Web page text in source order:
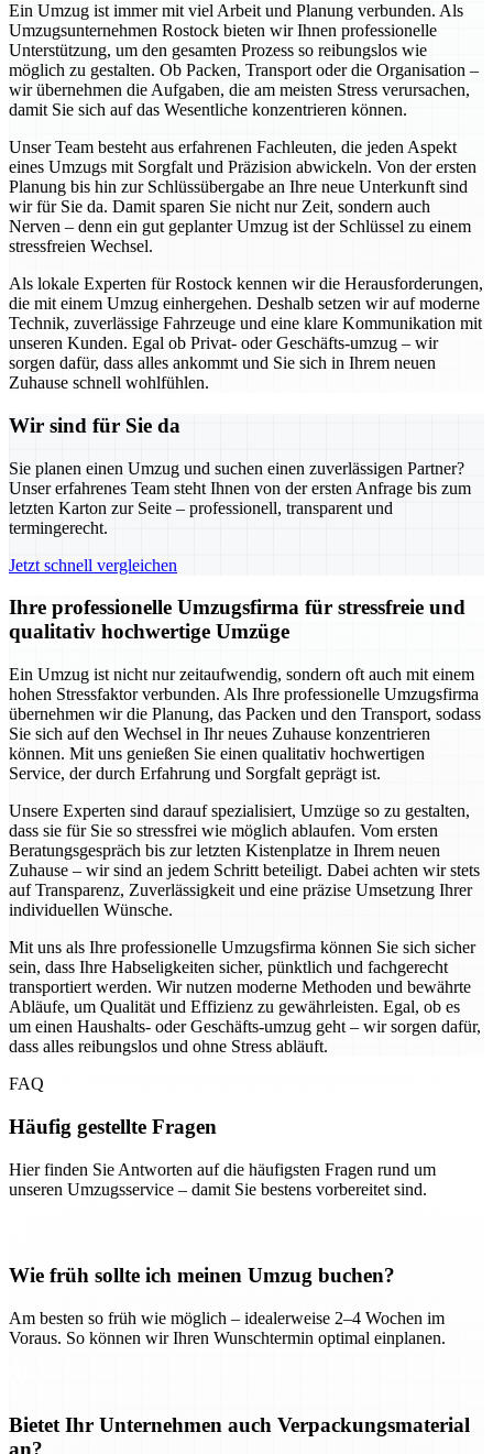
Ein Umzug ist immer mit viel Arbeit und Planung verbunden. Als
Umzugsunternehmen Rostock bieten wir Ihnen professionelle
Unterstützung, um den gesamten Prozess so reibungslos wie
möglich zu gestalten. Ob Packen, Transport oder die Organisation –
wir übernehmen die Aufgaben, die am meisten Stress verursachen,
damit Sie sich auf das Wesentliche konzentrieren können.
Unser Team besteht aus erfahrenen Fachleuten, die jeden Aspekt
eines Umzugs mit Sorgfalt und Präzision abwickeln. Von der ersten
Planung bis hin zur Schlüssübergabe an Ihre neue Unterkunft sind
wir für Sie da. Damit sparen Sie nicht nur Zeit, sondern auch
Nerven – denn ein gut geplanter Umzug ist der Schlüssel zu einem
stressfreien Wechsel.
Als lokale Experten für Rostock kennen wir die Herausforderungen,
die mit einem Umzug einhergehen. Deshalb setzen wir auf moderne
Technik, zuverlässige Fahrzeuge und eine klare Kommunikation mit
unseren Kunden. Egal ob Privat- oder Geschäfts-umzug – wir
sorgen dafür, dass alles ankommt und Sie sich in Ihrem neuen
Zuhause schnell wohlfühlen.
Wir sind für Sie da
Sie planen einen Umzug und suchen einen zuverlässigen Partner?
Unser erfahrenes Team steht Ihnen von der ersten Anfrage bis zum
letzten Karton zur Seite – professionell, transparent und
termingerecht.
Jetzt schnell vergleichen
Ihre professionelle Umzugsfirma für stressfreie und
qualitativ hochwertige Umzüge
Ein Umzug ist nicht nur zeitaufwendig, sondern oft auch mit einem
hohen Stressfaktor verbunden. Als Ihre professionelle Umzugsfirma
übernehmen wir die Planung, das Packen und den Transport, sodass
Sie sich auf den Wechsel in Ihr neues Zuhause konzentrieren
können. Mit uns genießen Sie einen qualitativ hochwertigen
Service, der durch Erfahrung und Sorgfalt geprägt ist.
Unsere Experten sind darauf spezialisiert, Umzüge so zu gestalten,
dass sie für Sie so stressfrei wie möglich ablaufen. Vom ersten
Beratungsgespräch bis zur letzten Kistenplatze in Ihrem neuen
Zuhause – wir sind an jedem Schritt beteiligt. Dabei achten wir stets
auf Transparenz, Zuverlässigkeit und eine präzise Umsetzung Ihrer
individuellen Wünsche.
Mit uns als Ihre professionelle Umzugsfirma können Sie sich sicher
sein, dass Ihre Habseligkeiten sicher, pünktlich und fachgerecht
transportiert werden. Wir nutzen moderne Methoden und bewährte
Abläufe, um Qualität und Effizienz zu gewährleisten. Egal, ob es
um einen Haushalts- oder Geschäfts-umzug geht – wir sorgen dafür,
dass alles reibungslos und ohne Stress abläuft.
FAQ
Häufig gestellte Fragen
Hier finden Sie Antworten auf die häufigsten Fragen rund um
unseren Umzugsservice – damit Sie bestens vorbereitet sind.
Wie früh sollte ich meinen Umzug buchen?
Am besten so früh wie möglich – idealerweise 2–4 Wochen im
Voraus. So können wir Ihren Wunschtermin optimal einplanen.
Bietet Ihr Unternehmen auch Verpackungsmaterial
an?